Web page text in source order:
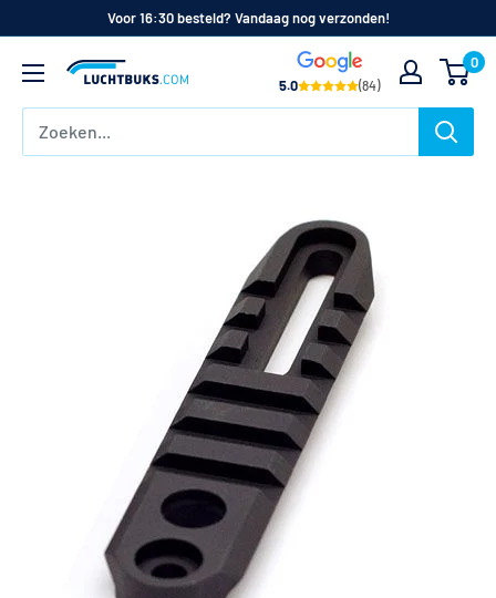
inhoud
Voor 16:30 besteld? Vandaag nog verzonden!
Luchtbuks.com
5.0 (84)
0